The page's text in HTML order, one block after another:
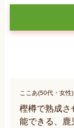
ここあ(50代・女性)
樫樽で熟成さ
能できる、鹿